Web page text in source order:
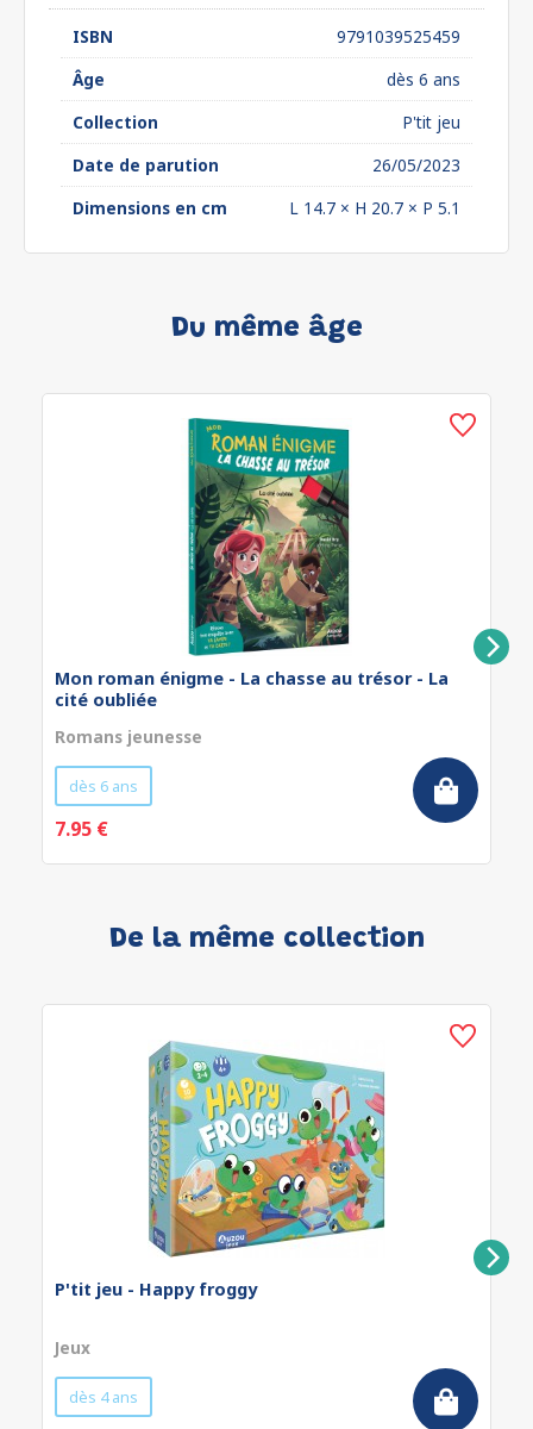
ISBN
9791039525459
Âge
dès 6 ans
Collection
P'tit jeu
Date de parution
26/05/2023
Dimensions en cm
L 14.7 × H 20.7 × P 5.1
Du même âge
Mon roman énigme - La chasse au trésor - La
cité oubliée
Romans jeunesse
dès 6 ans
7.95 €
De la même collection
P'tit jeu - Happy froggy
Jeux
dès 4 ans